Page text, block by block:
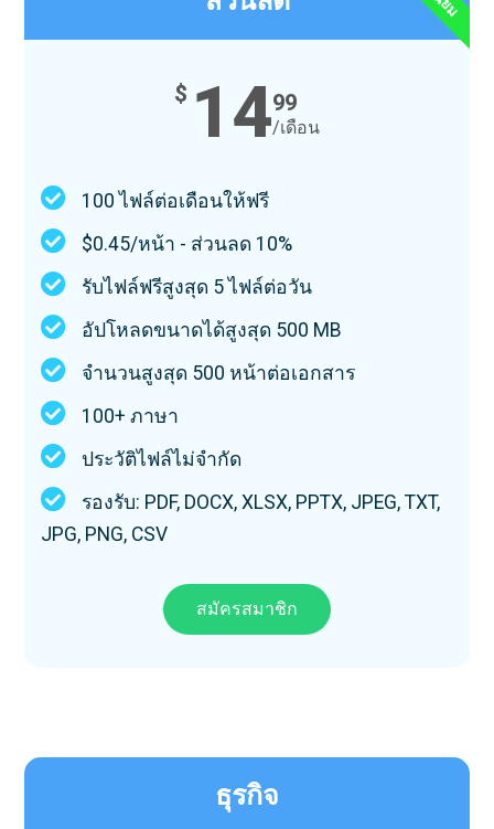
$ 1499
/เดือน
100 ไฟล์ต่อเดือนให้ฟรี
$0.45/หน้า - ส่วนลด 10%
รับไฟล์ฟรีสูงสุด 5 ไฟล์ต่อวัน
อัปโหลดขนาดได้สูงสุด 500 MB​
จำนวนสูงสุด 500 หน้าต่อเอกสาร
100+ ภาษา
ประวัติไฟล์ไม่จำกัด
รองรับ: PDF, DOCX, XLSX, PPTX, JPEG, TXT,
JPG, PNG, CSV
สมัครสมาชิก
ธุรกิจ